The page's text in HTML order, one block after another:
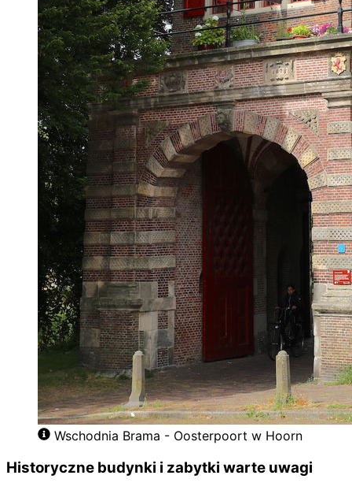
Wschodnia Brama - Oosterpoort w Hoorn
Historyczne budynki i zabytki warte uwagi